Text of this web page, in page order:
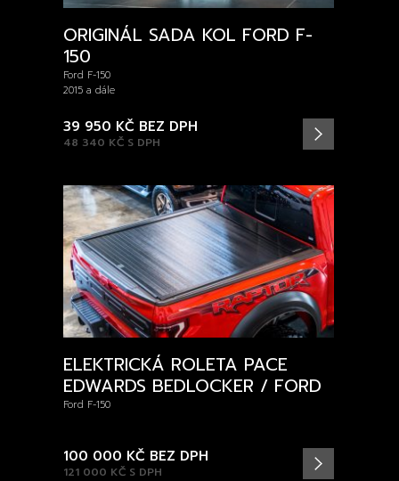
ORIGINÁL SADA KOL FORD F-
150
Ford F-150
2015 a dále
48 340 KČ S DPH
39 950 KČ BEZ DPH
ELEKTRICKÁ ROLETA PACE
EDWARDS BEDLOCKER / FORD
Ford F-150
121 000 KČ S DPH
100 000 KČ BEZ DPH